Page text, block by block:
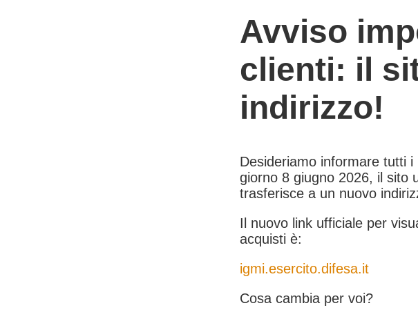
Avviso
clienti: il
indirizzo!
Desideriamo informare tutti
giorno 8 giugno 2026, il sito
trasferisce a un nuovo
Il nuovo link ufficiale per
acquisti è:
igmi.esercito.difesa.it
Cosa cambia per voi?